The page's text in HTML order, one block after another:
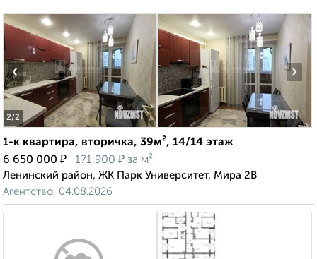
2/2
‹ ›
1-к квартира, вторичка, 39м², 14/14 этаж
6 650 000 ₽ 171 900 ₽ за м²
Ленинский район, ЖК Парк Университет, Мира 2В
Агентство, 04.08.2026